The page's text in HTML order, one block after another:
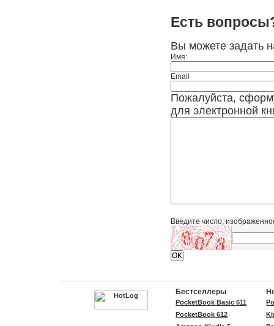
Есть
Вы можете задать
Имя:
Email
Пожалуйста,
для электронной
Введите число,
Бестселлеры
PocketBook Basic 611
PocketBook 612